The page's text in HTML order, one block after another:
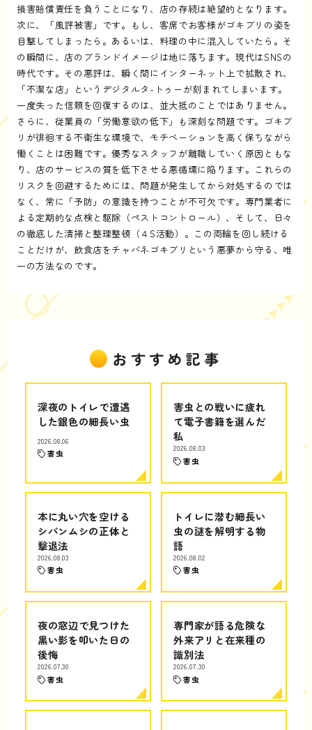
損害賠償責任を負うことになり、店の存続は絶望的となります。
次に、「風評被害」です。もし、客席でお客様がゴキブリの姿を
目撃してしまったら。あるいは、料理の中に混入していたら。そ
の瞬間に、店のブランドイメージは地に落ちます。現代はSNSの
時代です。その悪評は、瞬く間にインターネット上で拡散され、
「不潔な店」というデジタルタ-トゥーが刻まれてしまいます。
一度失った信頼を回復するのは、並大抵のことではありません。
さらに、従業員の「労働意欲の低下」も深刻な問題です。ゴキブ
リが徘徊する不衛生な環境で、モチベーションを高く保ちながら
働くことは困難です。優秀なスタッフが離職していく原因ともな
り、店のサービスの質を低下させる悪循環に陥ります。これらの
リスクを回避するためには、問題が発生してから対処するのでは
なく、常に「予防」の意識を持つことが不可欠です。専門業者に
よる定期的な点検と駆除（ペストコントロール）、そして、日々
の徹底した清掃と整理整頓（４S活動）。この両輪を回し続ける
ことだけが、飲食店をチャバネゴキブリという悪夢から守る、唯
一の方法なのです。
おすすめ記事
深夜のトイレで遭遇
した銀色の細長い虫
2026.08.06
害虫
害虫との戦いに疲れ
て電子書籍を選んだ
私
2026.08.03
害虫
本に丸い穴を空ける
シバンムシの正体と
撃退法
2026.08.03
害虫
トイレに潜む細長い
虫の謎を解明する物
語
2026.08.02
害虫
夜の窓辺で見つけた
黒い影を叩いた日の
後悔
2026.07.30
害虫
専門家が語る危険な
外来アリと在来種の
識別法
2026.07.30
害虫